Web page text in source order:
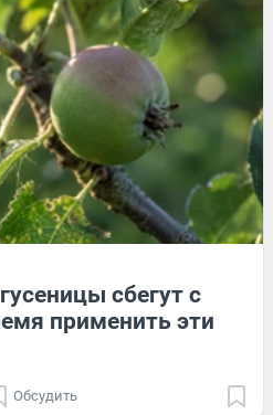
сбегут с
применить эти
Обсудить